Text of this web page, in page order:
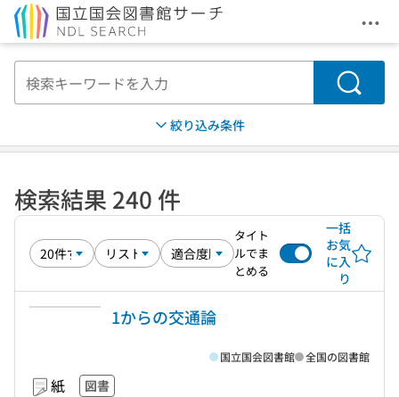
メ
検索
絞り込み条件
検索結果 240 件
タイト
ルでま
とめる
一括
お気
に入
り
1からの交通論
紙 図書
国立国会図書館 全国の図書館